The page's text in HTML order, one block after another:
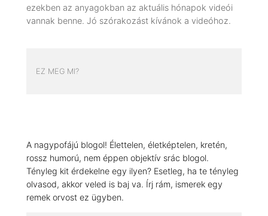
ezekben az anyagokban az aktuális hónapok videói
vannak benne. Jó szórakozást kívánok a videóhoz.
EZ MEG MI?
A nagypofájú blogol! Élettelen, életképtelen, kretén,
rossz humorú, nem éppen objektív srác blogol.
Tényleg kit érdekelne egy ilyen? Esetleg, ha te tényleg
olvasod, akkor veled is baj va. Írj rám, ismerek egy
remek orvost ez ügyben.